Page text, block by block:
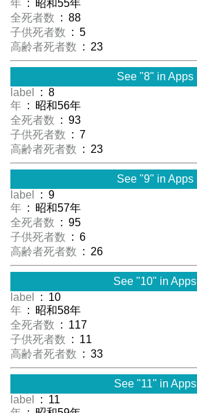
年 : 昭和55年
全死者数 : 88
子供死者数 : 5
高齢者死者数 : 23
See "8" in Apps
label
: 8
年 : 昭和56年
全死者数 : 93
子供死者数 : 7
高齢者死者数 : 23
See "9" in Apps
label
: 9
年 : 昭和57年
全死者数 : 95
子供死者数 : 6
高齢者死者数 : 26
See "10" in Apps
label
: 10
年 : 昭和58年
全死者数 : 117
子供死者数 : 11
高齢者死者数 : 33
See "11" in Apps
label
: 11